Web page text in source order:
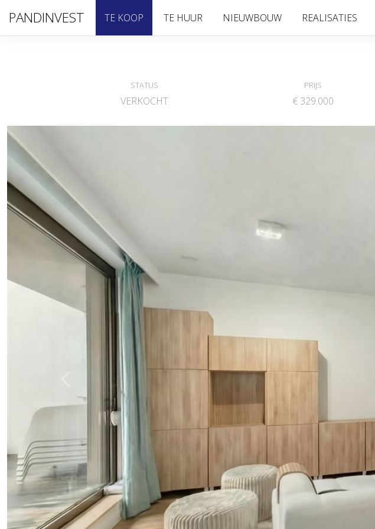
PANDINVEST TE KOOP TE HUUR NIEUWBOUW REALISATIES
STATUS
VERKOCHT
PRIJS
€ 329.000